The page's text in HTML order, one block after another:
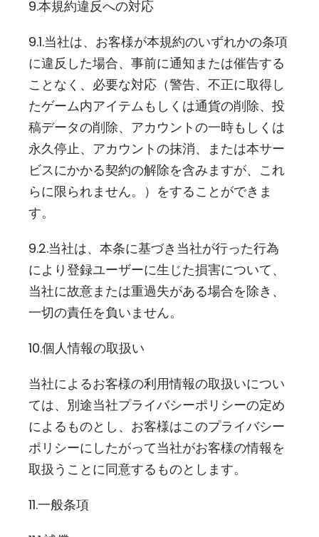
9.本規約違反への対応
9.1.当社は、お客様が本規約のいずれかの条項
に違反した場合、事前に通知または催告する
ことなく、必要な対応（警告、不正に取得し
たゲーム内アイテムもしくは通貨の削除、投
稿データの削除、アカウントの一時もしくは
永久停止、アカウントの抹消、または本サー
ビスにかかる契約の解除を含みますが、これ
らに限られません。）をすることができま
す。
9.2.当社は、本条に基づき当社が行った行為
により登録ユーザーに生じた損害について、
当社に故意または重過失がある場合を除き、
一切の責任を負いません。
10.個人情報の取扱い
当社によるお客様の利用情報の取扱いについ
ては、別途当社プライバシーポリシーの定め
によるものとし、お客様はこのプライバシー
ポリシーにしたがって当社がお客様の情報を
取扱うことに同意するものとします。
11.一般条項